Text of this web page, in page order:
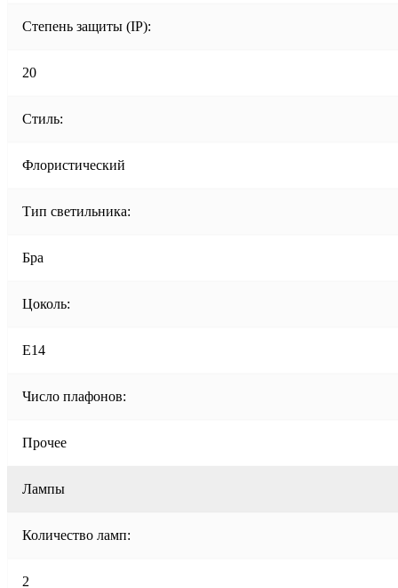
Степень защиты (IP):
20
Стиль:
Флористический
Тип светильника:
Бра
Цоколь:
E14
Число плафонов:
Прочее
Лампы
Количество ламп:
2